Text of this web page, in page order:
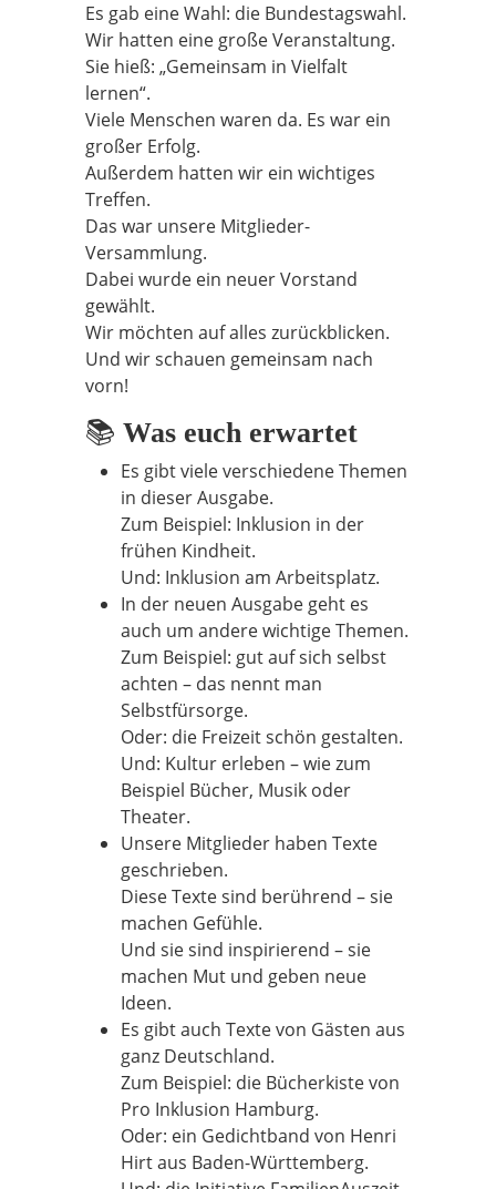
Es gab eine Wahl: die Bundestagswahl.
Wir hatten eine große Veranstaltung.
Sie hieß: „Gemeinsam in Vielfalt
lernen“.
Viele Menschen waren da. Es war ein
großer Erfolg.
Außerdem hatten wir ein wichtiges
Treffen.
Das war unsere Mitglieder-
Versammlung.
Dabei wurde ein neuer Vorstand
gewählt.
Wir möchten auf alles zurückblicken.
Und wir schauen gemeinsam nach
vorn!
📚 Was euch erwartet
Es gibt viele verschiedene Themen
in dieser Ausgabe.
Zum Beispiel: Inklusion in der
frühen Kindheit.
Und: Inklusion am Arbeitsplatz.
In der neuen Ausgabe geht es
auch um andere wichtige Themen.
Zum Beispiel: gut auf sich selbst
achten – das nennt man
Selbstfürsorge.
Oder: die Freizeit schön gestalten.
Und: Kultur erleben – wie zum
Beispiel Bücher, Musik oder
Theater.
Unsere Mitglieder haben Texte
geschrieben.
Diese Texte sind berührend – sie
machen Gefühle.
Und sie sind inspirierend – sie
machen Mut und geben neue
Ideen.
Es gibt auch Texte von Gästen aus
ganz Deutschland.
Zum Beispiel: die Bücherkiste von
Pro Inklusion Hamburg.
Oder: ein Gedichtband von Henri
Hirt aus Baden-Württemberg.